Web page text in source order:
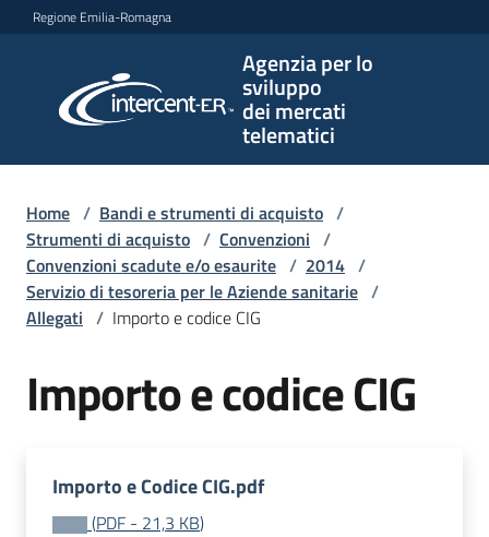
Vai al contenuto
Vai alla navigazione
Vai al footer
Regione Emilia-Romagna
Agenzia per lo
sviluppo
dei mercati
telematici
per lo
sviluppo
telematici
L'Agenzia
Bandi
acquisto
Home / Bandi e strumenti di acquisto /
Strumenti di acquisto / Convenzioni /
Convenzioni scadute e/o esaurite / 2014 /
Servizio di tesoreria per le Aziende sanitarie /
Allegati / Importo e codice CIG
Importo e codice CIG
Importo e Codice CIG.pdf
(PDF - 21,3 KB)